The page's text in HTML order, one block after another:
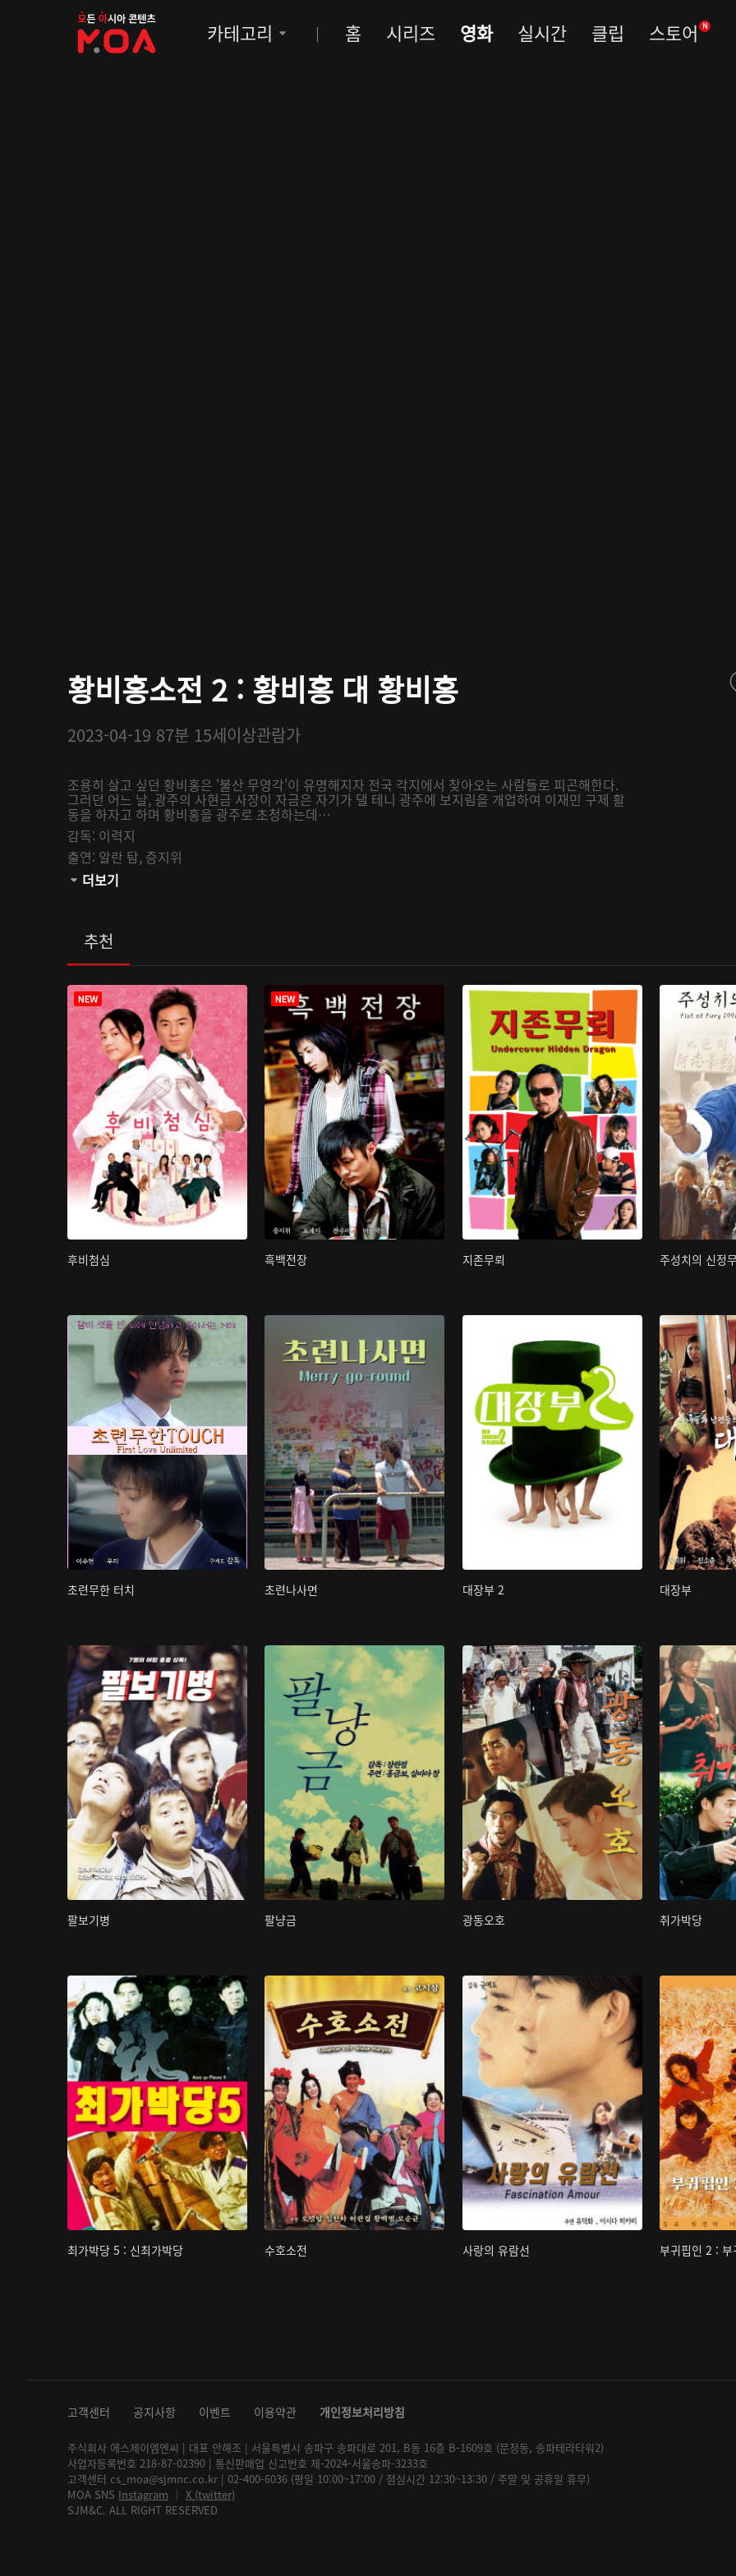
MOA
카테고리 홈 시리즈 영화 실시간 클립 스토어 N
황비홍소전 2 : 황비홍 대 황비홍
2023-04-19 87분 15세이상관람가
조용히 살고 싶던 황비홍은 '불산 무영각'이 유명해지자 전국 각지에서 찾아오는 사람들로 피곤해한다.
그러던 어느 날, 광주의 사현금 사장이 자금은 자기가 댈 테니 광주에 보지림을 개업하여 이재민 구제 활
동을 하자고 하며 황비홍을 광주로 초청하는데…
감독: 이력지
출연: 알란 탐, 증지위
관람등급:
더보기
추천
후비첨심 흑백전장 지존무뢰 주성치의 신정
초련무한 터치 초련나사면 대장부 2 대장부
팔보기병 팔냥금 광동오호 취가박당
최가박당 5 : 신최가박당 수호소전 사랑의 유람선 부귀핍인 2 : 부
고객센터 공지사항 이벤트 이용약관 개인정보처리방침
주식회사 에스제이엠엔씨 | 대표 안해조 | 서울특별시 송파구 송파대로 201, B동 16층 B-1609호 (문정동, 송파테라타워2)
사업자등록번호 218-87-02390 | 통신판매업 신고번호 제-2024-서울송파-3233호
고객센터 cs_moa@sjmnc.co.kr | 02-400-6036 (평일 10:00~17:00 / 점심시간 12:30~13:30 / 주말 및 공휴일 휴무)
MOA SNS Instagram │ X (twitter)
SJM&C. ALL RIGHT RESERVED